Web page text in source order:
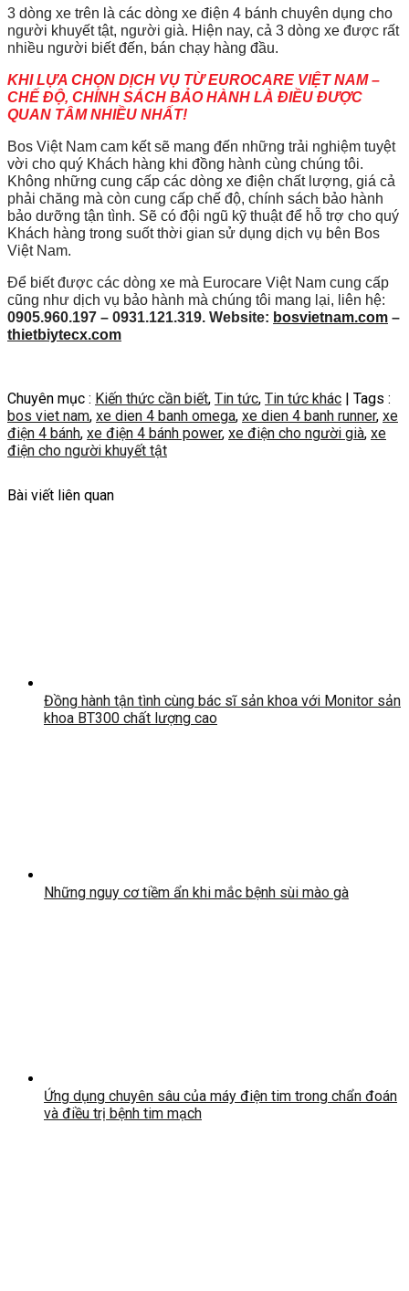
3 dòng xe trên là các dòng xe điện 4 bánh chuyên dụng cho
người khuyết tật, người già. Hiện nay, cả 3 dòng xe được rất
nhiều người biết đến, bán chạy hàng đầu.
KHI LỰA CHỌN DỊCH VỤ TỪ EUROCARE VIỆT NAM –
CHẾ ĐỘ, CHÍNH SÁCH BẢO HÀNH LÀ ĐIỀU ĐƯỢC
QUAN TÂM NHIỀU NHẤT!
Bos Việt Nam cam kết sẽ mang đến những trải nghiệm tuyệt
vời cho quý Khách hàng khi đồng hành cùng chúng tôi.
Không những cung cấp các dòng xe điện chất lượng, giá cả
phải chăng mà còn cung cấp chế độ, chính sách bảo hành
bảo dưỡng tận tình. Sẽ có đội ngũ kỹ thuật để hỗ trợ cho quý
Khách hàng trong suốt thời gian sử dụng dịch vụ bên Bos
Việt Nam.
Để biết được các dòng xe mà Eurocare Việt Nam cung cấp
cũng như dịch vụ bảo hành mà chúng tôi mang lại, liên hệ:
0905.960.197 – 0931.121.319. Website: bosvietnam.com –
thietbiytecx.com
Chuyên mục : Kiến thức cần biết, Tin tức, Tin tức khác | Tags :
bos viet nam, xe dien 4 banh omega, xe dien 4 banh runner, xe
điện 4 bánh, xe điện 4 bánh power, xe điện cho người già, xe
điện cho người khuyết tật
Bài viết liên quan
Đồng hành tận tình cùng bác sĩ sản khoa với Monitor sản
khoa BT300 chất lượng cao
Những nguy cơ tiềm ẩn khi mắc bệnh sùi mào gà
Ứng dụng chuyên sâu của máy điện tim trong chẩn đoán
và điều trị bệnh tim mạch